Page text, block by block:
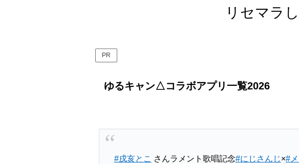
リセマラ
PR
ゆるキャン△コラボアプリ一覧2026
#戌亥とこ さんラメント歌唱記念#にじさんじ×#